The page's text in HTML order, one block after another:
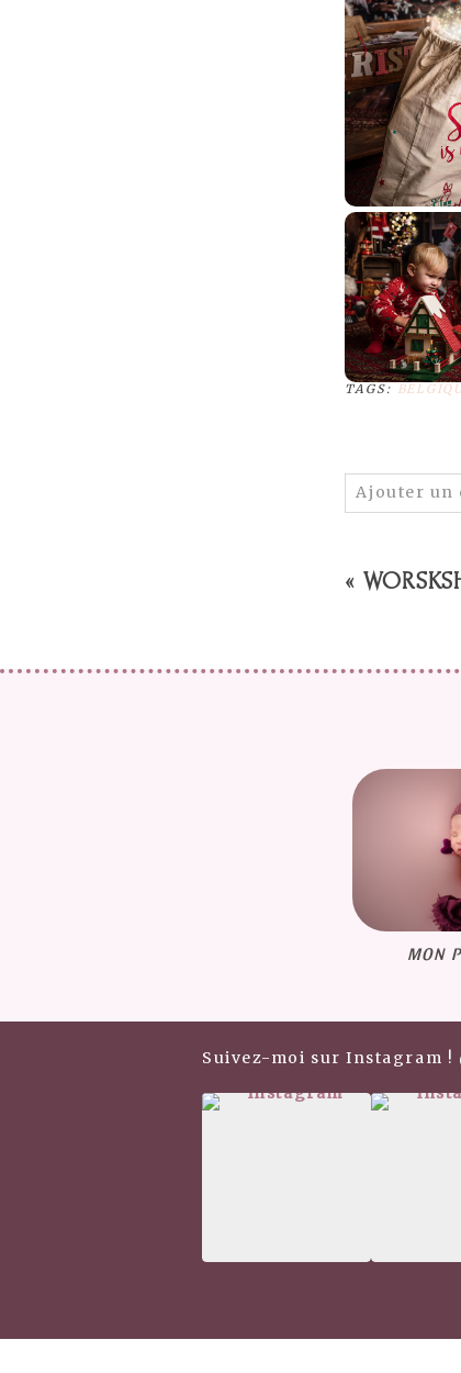
TAGS:
Ajouter un
«
MON
Suivez-moi sur Instagram !